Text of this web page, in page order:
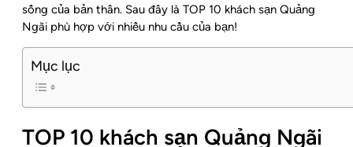
sống của bản thân. Sau đây là TOP 10 khách sạn Quảng
Ngãi phù hợp với nhiều nhu cầu của bạn!
Mục lục
TOP 10 khách sạn Quảng Ngãi